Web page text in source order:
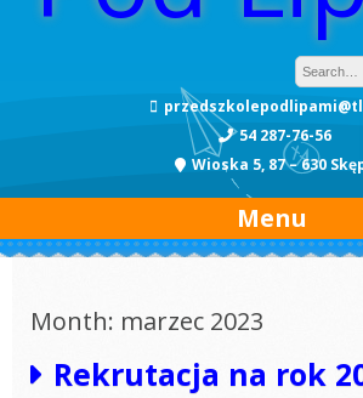
54 287-76-56
Wioska 5, 87 – 630
Menu
Month: marzec 2023
Rekrutacja na rok